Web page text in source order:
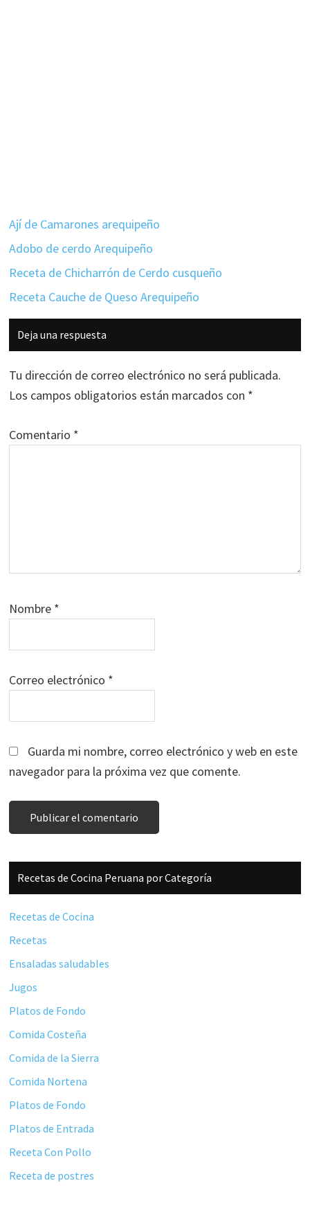
Ají de Camarones arequipeño
Adobo de cerdo Arequipeño
Receta de Chicharrón de Cerdo cusqueño
Receta Cauche de Queso Arequipeño
Interacciones
con
los
lectores
Deja una respuesta
Tu dirección de correo electrónico no será publicada.
Los campos obligatorios están marcados con *
Comentario *
Nombre *
Correo electrónico *
Guarda mi nombre, correo electrónico y web en este
navegador para la próxima vez que comente.
Barra
lateral
principal
Recetas de Cocina Peruana por Categoría
Recetas de Cocina
Recetas
Ensaladas saludables
Jugos
Platos de Fondo
Comida Costeña
Comida de la Sierra
Comida Nortena
Platos de Fondo
Platos de Entrada
Receta Con Pollo
Receta de postres